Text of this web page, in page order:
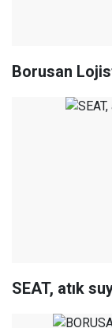
Borusan
SEAT, atık